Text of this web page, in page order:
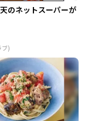
天のネットスーパーが
ブ)